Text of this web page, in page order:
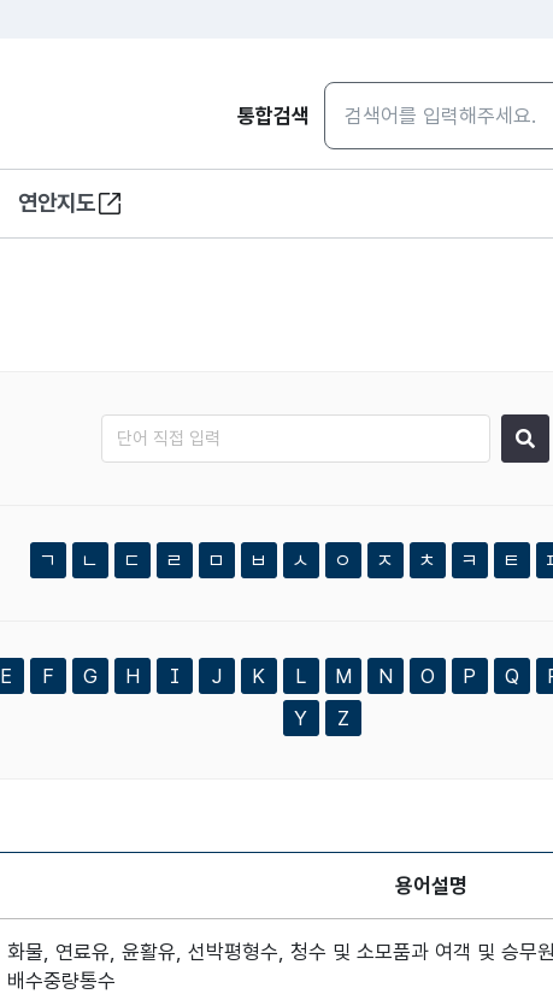
통합검색
연안지도
ㄱ ㄴ ㄷ ㄹ ㅁ ㅂ ㅅ ㅇ ㅈ ㅊ ㅋ ㅌ
E F G H I J K L M N O P Q
Y
Z
용어설명
화물, 연료유, 윤활유, 선박평형수, 청수 및 소모품과 여객 및 승무
배수중량통수